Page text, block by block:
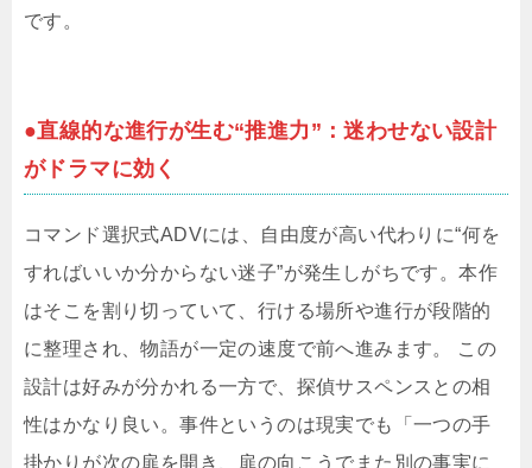
です。
●直線的な進行が生む“推進力”：迷わせない設計
がドラマに効く
コマンド選択式ADVには、自由度が高い代わりに“何を
すればいいか分からない迷子”が発生しがちです。本作
はそこを割り切っていて、行ける場所や進行が段階的
に整理され、物語が一定の速度で前へ進みます。 この
設計は好みが分かれる一方で、探偵サスペンスとの相
性はかなり良い。事件というのは現実でも「一つの手
掛かりが次の扉を開き、扉の向こうでまた別の事実に